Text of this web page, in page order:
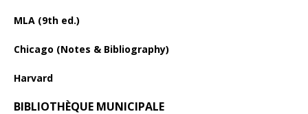
MLA (9th ed.)
Chicago (Notes & Bibliography)
Harvard
BIBLIOTHÈQUE MUNICIPALE